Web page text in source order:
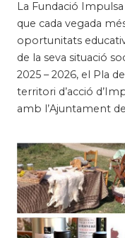
La Fundació
que cada vegada
oportunitats
de la seva situació
2025 – 2026, el Pla
territori d’acció
amb l’Ajuntament